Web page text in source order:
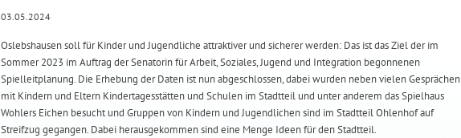
03.05.2024
Oslebshausen soll für Kinder und Jugendliche attraktiver und sicherer werden: Das ist das Ziel der im
Sommer 2023 im Auftrag der Senatorin für Arbeit, Soziales, Jugend und Integration begonnenen
Spielleitplanung. Die Erhebung der Daten ist nun abgeschlossen, dabei wurden neben vielen Gesprächen
mit Kindern und Eltern Kindertagesstätten und Schulen im Stadtteil und unter anderem das Spielhaus
Wohlers Eichen besucht und Gruppen von Kindern und Jugendlichen sind im Stadtteil Ohlenhof auf
Streifzug gegangen. Dabei herausgekommen sind eine Menge Ideen für den Stadtteil.